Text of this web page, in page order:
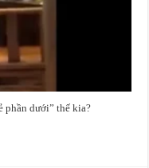
phần dưới” thế kia?